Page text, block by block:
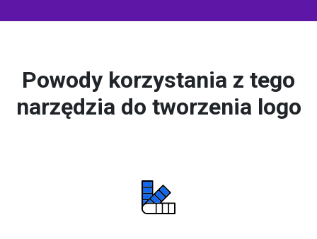
Powody korzystania z tego
narzędzia do tworzenia logo